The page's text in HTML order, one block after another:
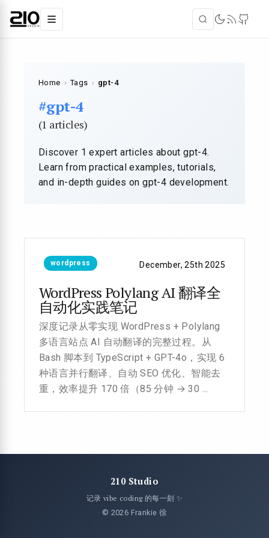
Home › Tags › gpt-4
#gpt-4
(1 articles)
Discover 1 expert articles about gpt-4.
Learn from practical examples, tutorials,
and in-depth guides on gpt-4 development.
wordpress December, 25th 2025
WordPress Polylang AI 翻译全
自动化实践笔记
深度记录从零实现 WordPress + Polylang
多语言站点 AI 自动翻译的完整过程。从
Bash 脚本到 TypeScript + GPT-4o，实现 6
种语言并行翻译、自动 SEO 优化、智能去
重，效率提升 170 倍（85 分钟 → 30 ...
210 Studio
记录 vibe coding 的每一刻 ✨
© 2026 Frankie 徐